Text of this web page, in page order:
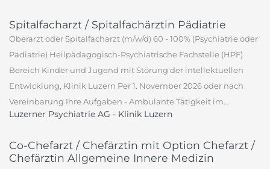
Spitalfacharzt / Spitalfachärztin Pädiatrie
Oberarzt oder Spitalfacharzt (m/w/d) 60 - 100% (Psychiatrie oder
Pädiatrie) Heilpädagogisch-Psychiatrische Fachstelle (HPF)
Bereich Kinder und Jugend mit Störung der intellektuellen
Entwicklung, Klinik Luzern Per 1. November 2026 oder nach
Vereinbarung Ihre Aufgaben - Ambulante Tätigkeit im...
Luzerner Psychiatrie AG - Klinik Luzern
Co-Chefarzt / Chefärztin mit Option Chefarzt /
Chefärztin Allgemeine Innere Medizin